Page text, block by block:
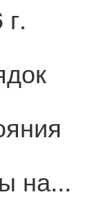
на...